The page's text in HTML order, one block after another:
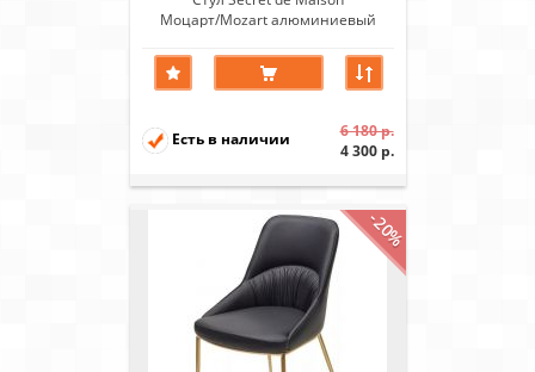
Моцарт/Mozart алюминиевый
Есть в наличии
6 180 р.
4 300 р.
-20%